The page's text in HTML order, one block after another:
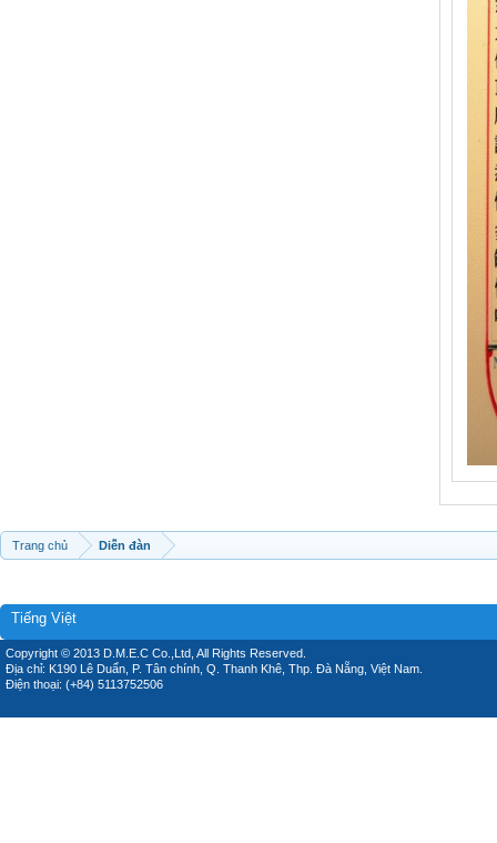
Trang chủ Diễn đàn
Tiếng Việt
Copyright © 2013 D.M.E.C Co.,Ltd, All Rights Reserved.
Địa chỉ: K190 Lê Duẩn, P. Tân chính, Q. Thanh Khê, Thp. Đà Nẵng, Việt Nam.
Điện thoại: (+84) 5113752506